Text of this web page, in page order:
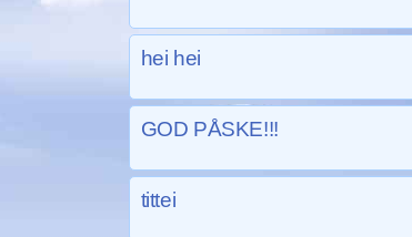
hei hei
GOD PÅSKE!!!
tittei